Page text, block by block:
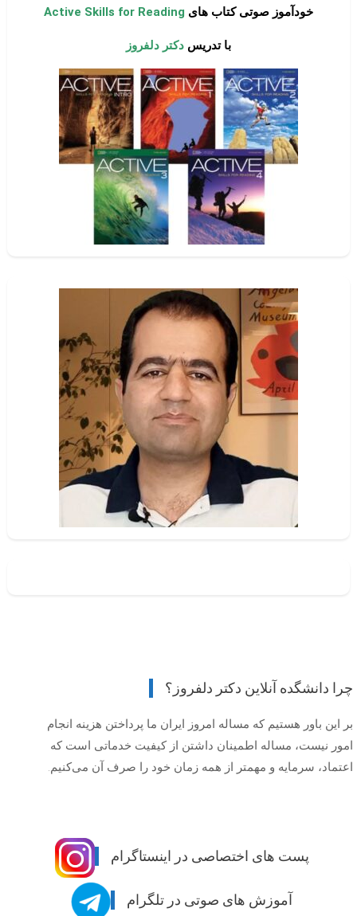
خودآموز صوتی کتاب های Active Skills for Reading
با تدریس دکتر دلفروز
چرا دانشگده آنلاین دکتر دلفروز؟
بر این باور هستیم که مساله امروز ایران ما پرداختن هزینه انجام
امور نیست، مساله اطمینان داشتن از کیفیت خدماتی است که
اعتماد، سرمایه و مهمتر از همه زمان خود را صرف آن می‌کنیم.
پست های اختصاصی در اینستاگرام
آموزش های صوتی در تلگرام